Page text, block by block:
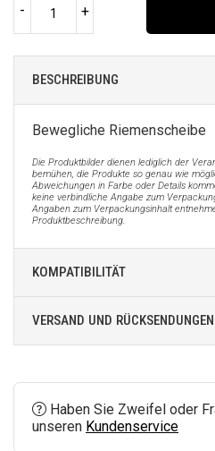
- +
BESCHREIBUNG
Bewegliche Riemenscheibe
Die Produktbilder dienen lediglich der
bemühen, die Produkte so genau wie
Abweichungen in Farbe oder Details
keine verbindliche Angabe zum
Angaben zum Verpackungsinhalt
Produktbeschreibung.
KOMPATIBILITÄT
VERSAND UND RÜCKSENDUNGEN
Haben Sie Zweifel oder
unseren Kundenservice